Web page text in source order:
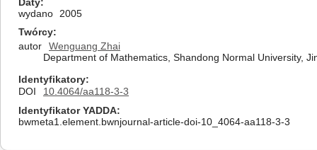
wydano
2005
Twórcy
autor
Wenguang Zhai
Department of Mathematics, Shandong Normal University,
Identyfikatory
DOI
10.4064/aa118-3-3
Identyfikator YADDA
bwmeta1.element.bwnjournal-article-doi-10_4064-aa118-3-3